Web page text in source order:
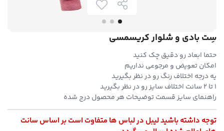
سِت بادی و شلوار کریسمسی
حتما ابعاد رو دقیق چک کنید
امکان تعویض و مرجوعی نداریم
یه درجه اختلاف رنگ رو در نظر بگیرید
۱ تا ۲ سانت اختلاف سایز رو در نظر بگیرید
راهنمای سایز قسمت توضیحات هر محصول درج شده
توجه داشته باشید لیبل در لباس ها متفاوت است بر اساس سانت